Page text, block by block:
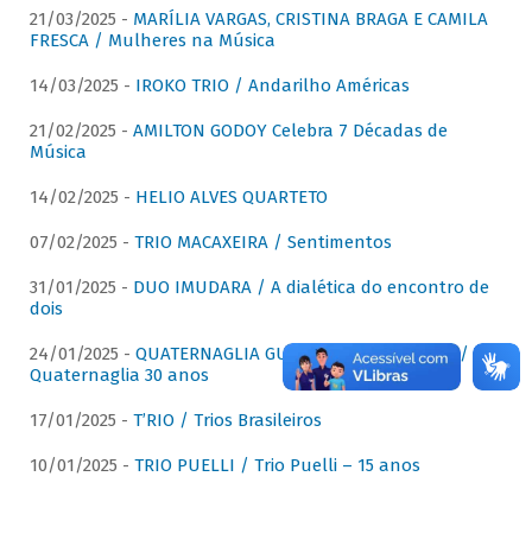
21/03/2025 - MARÍLIA VARGAS, CRISTINA BRAGA E CAMILA
FRESCA / Mulheres na Música
14/03/2025 - IROKO TRIO / Andarilho Américas
21/02/2025 - AMILTON GODOY Celebra 7 Décadas de
Música
14/02/2025 - HELIO ALVES QUARTETO
07/02/2025 - TRIO MACAXEIRA / Sentimentos
31/01/2025 - DUO IMUDARA / A dialética do encontro de
dois
24/01/2025 - QUATERNAGLIA GUITAR QUARTET (QGQ) /
Quaternaglia 30 anos
17/01/2025 - T’RIO / Trios Brasileiros
10/01/2025 - TRIO PUELLI / Trio Puelli – 15 anos